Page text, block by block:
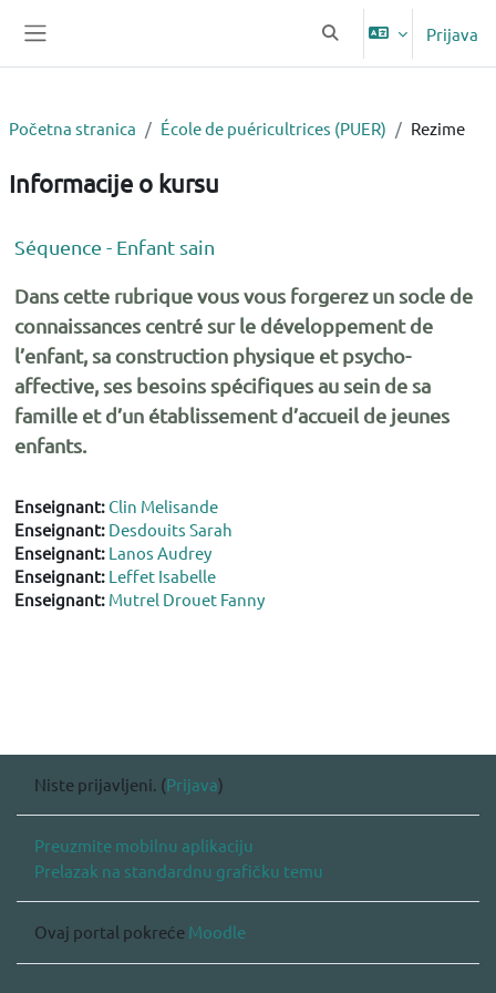
Uključi/isključi polje
Prijava
Početna stranica École de puéricultrices (PUER) Rezime
Informacije o kursu
Séquence - Enfant sain
Dans cette rubrique vous vous forgerez un socle de
connaissances centré sur le développement de
l’enfant, sa construction physique et psycho-
affective, ses besoins spécifiques au sein de sa
famille et d’un établissement d’accueil de jeunes
enfants.
Enseignant:Clin Melisande
Enseignant: Desdouits Sarah
Enseignant: Lanos Audrey
Enseignant: Leffet Isabelle
Enseignant: Mutrel Drouet Fanny
Niste prijavljeni. (Prijava)
Preuzmite mobilnu aplikaciju
Prelazak na standardnu grafičku temu
Ovaj portal pokreće Moodle